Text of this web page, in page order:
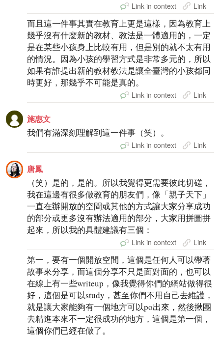
Link in context Link
而且這一件事其實在教育上更是這樣，因為教育上
幾乎沒有什麼新的教材、教法是一體適用的，一定
是在某些小孩身上比較有用，但是別的就不太有用
的情況。因為小孩的學習方式是非常多元的，所以
如果有誰提出新的教材教法是讓全臺灣的小孩都同
時更好，那幾乎不可能是真的。
Link in context Link
施惠文
我們有滿深刻理解到這一件事（笑）。
Link in context Link
唐鳳
（笑）是的，是的。所以我覺得更需要彼此切磋，
我在這邊有很多做教育的朋友們，像「親子天下」
一直在辦開放的空間或其他的方式讓大家分享成功
的部分或更多沒有辦法適用的部分，大家用拼圖拼
起來，所以我的具體建議有三個：
Link in context Link
第一，要有一個開放空間，這個是任何人可以帶著
故事來分享，而這個分享不只是面對面的，也可以
在線上有一些writeup，像我覺得你們的網站做得很
好，這個是可以study，甚至你們不用自己去維護，
就是讓大家能夠有一個地方可以po出來，然後揪團
去精進本來不一定很成功的地方，這個是第一個，
這個你們已經在做了。